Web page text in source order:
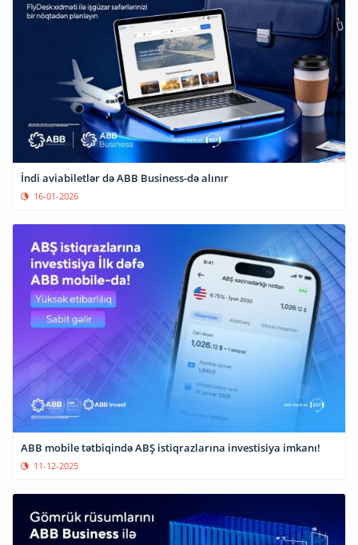
İndi aviabiletlər də ABB Business-də alınır
16-01-2026
ABB mobile tətbiqində ABŞ istiqrazlarına investisiya imkanı!
11-12-2025